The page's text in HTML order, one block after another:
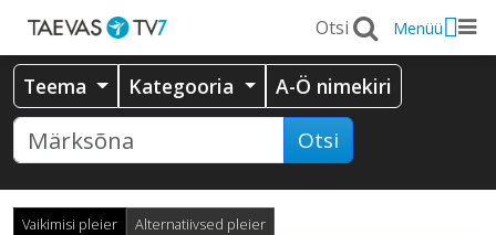
Menüü
Teema Kategooria A-Ö nimekiri
Otsi
Vaikimisi pleier Alternatiivsed pleier